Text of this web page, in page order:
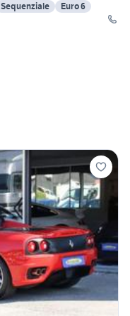
Sequenziale
Euro 6